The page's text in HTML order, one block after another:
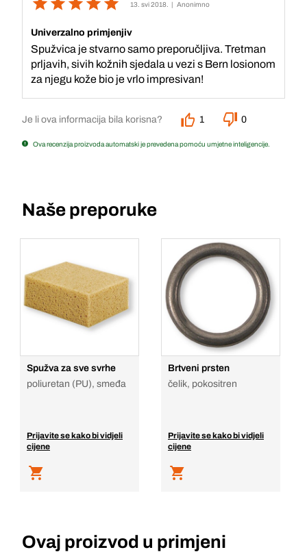
13. svi 2018. | Anonimno
Univerzalno primjenjiv
Spužvica je stvarno samo preporučljiva. Tretman
prljavih, sivih kožnih sjedala u vezi s Bern losionom
za njegu kože bio je vrlo impresivan!
Je li ova informacija bila korisna? 1 0
Ova recenzija proizvoda automatski je prevedena pomoću umjetne inteligencije.
Naše preporuke
Spužva za sve svrhe
poliuretan (PU), smeđa
Prijavite se kako bi vidjeli
cijene
Brtveni prsten
čelik, pokositren
Prijavite se kako bi vidjeli
cijene
Ovaj proizvod u primjeni